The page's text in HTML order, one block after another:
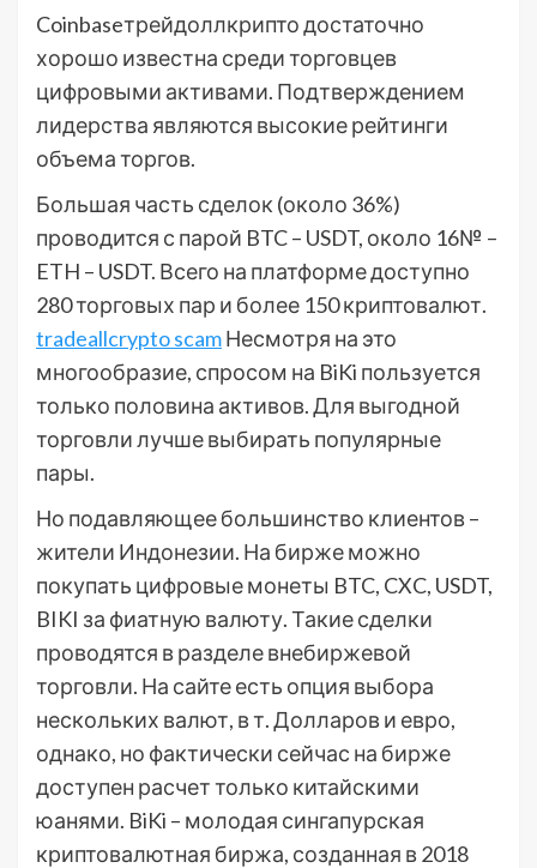
Coinbaseтрейдоллкрипто достаточно
хорошо известна среди торговцев
цифровыми активами. Подтверждением
лидерства являются высокие рейтинги
объема торгов.
Большая часть сделок (около 36%)
проводится с парой BTC – USDT, около 16№ –
ETH – USDT. Всего на платформе доступно
280 торговых пар и более 150 криптовалют.
tradeallcrypto scamНесмотря на это
многообразие, спросом на BiKi пользуется
только половина активов. Для выгодной
торговли лучше выбирать популярные
пары.
Но подавляющее большинство клиентов –
жители Индонезии. На бирже можно
покупать цифровые монеты BTC, CXC, USDT,
BIKI за фиатную валюту. Такие сделки
проводятся в разделе внебиржевой
торговли. На сайте есть опция выбора
нескольких валют, в т. Долларов и евро,
однако, но фактически сейчас на бирже
доступен расчет только китайскими
юанями. BiKi – молодая сингапурская
криптовалютная биржа, созданная в 2018